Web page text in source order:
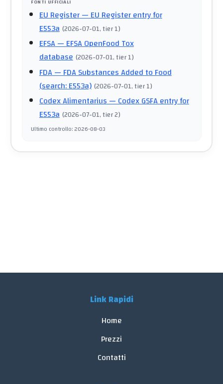
FONTI UFFICIALI
EU Register— EU Register entry for
E553a (2026-07-01, tier 1)
EFSA— EFSA OpenFood Tox
database (2026-07-01, tier 1)
FDA— FDA Substances Added to Food
(search: E553a) (2026-07-01, tier 1)
Codex Alimentarius— Codex GSFA entry for
E553a (2026-07-01, tier 2)
Ultimo controllo:2026-08-03
Link Rapidi
Home
Prezzi
Contatti